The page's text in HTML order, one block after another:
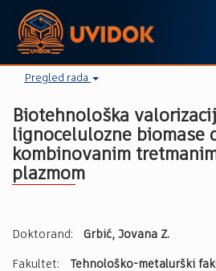
Pregled rada
Biotehnološka
lignocelulozne biomase
kombinovanim
plazmom
Doktorand: Grbić, Jovana Z.
Fakultet: Tehnološko-metalurški